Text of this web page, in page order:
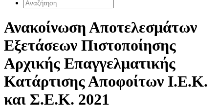
Ανακοίνωση Αποτελεσμάτων
Εξετάσεων Πιστοποίησης
Αρχικής Επαγγελματικής
Κατάρτισης Αποφοίτων Ι.Ε.Κ.
και Σ.Ε.Κ. 2021